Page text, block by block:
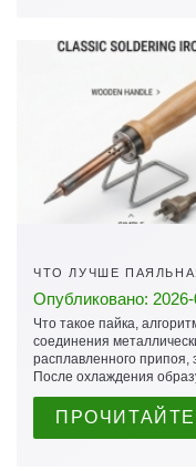
ЧТО ЛУЧШЕ
Опубликовано: 2026-
Что такое пайка,
соединения
расплавленного
После охлаждения